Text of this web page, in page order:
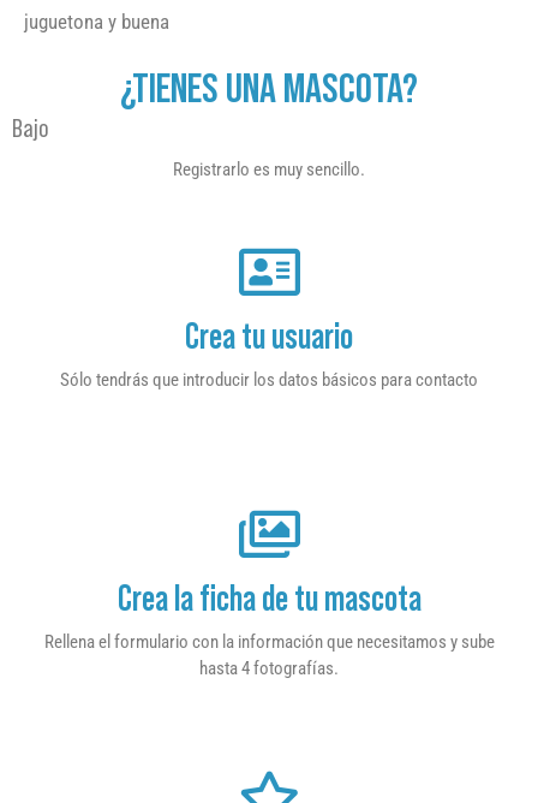
juguetona y buena
¿TIENES UNA MASCOTA?
Bajo
Registrarlo es muy sencillo.
Crea tu usuario
Sólo tendrás que introducir los datos básicos para contacto
Crea la ficha de tu mascota
Rellena el formulario con la información que necesitamos y sube
hasta 4 fotografías.